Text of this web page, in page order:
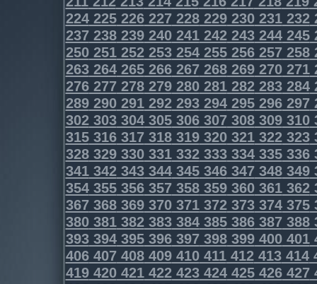
224225226227228229230231232
237238239240241242243244245
250251252253254255256257258
263264265266267268269270271
276277278279280281282283284
289290291292293294295296297
302303304305306307308309310
315316317318319320321322323
328329330331332333334335336
341342343344345346347348349
354355356357358359360361362
367368369370371372373374375
380381382383384385386387388
393394395396397398399400401
406407408409410411412413414
419420421422423424425426427